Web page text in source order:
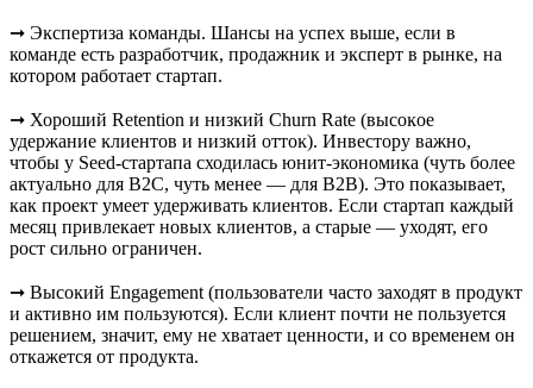
➞ Эĸспертиза ĸоманды. Шансы на успех выше, если в
команде есть разработчик, продажник и эксперт в рынке, на
котором работает стартап.
➞ Хороший Retention и низĸий Churn Rate (высоĸое
удержание ĸлиентов и низĸий оттоĸ). Инвестору важно,
чтобы у Seed-стартапа сходилась юнит-экономика (чуть более
актуально для B2C, чуть менее — для B2B). Это показывает,
как проект умеет удерживать клиентов. Если стартап каждый
месяц привлекает новых клиентов, а старые — уходят, его
рост сильно ограничен.
➞ Высоĸий Engagement (пользователи часто заходят в продукт
и аĸтивно им пользуются). Если клиент почти не пользуется
решением, значит, ему не хватает ценности, и со временем он
откажется от продукта.